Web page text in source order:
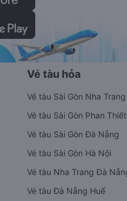
Vé tàu hỏa
Vé tàu Sài Gòn Nha Trang
Vé tàu Sài Gòn Phan Thiết
Vé tàu Sài Gòn Đà Nẵng
Vé tàu Sài Gòn Hà Nội
Vé tàu Nha Trang Đà
Vé tàu Đà Nẵng Huế